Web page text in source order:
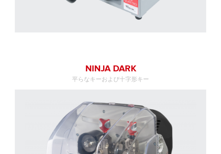
NINJA DARK
平らなキーおよび十字形キー